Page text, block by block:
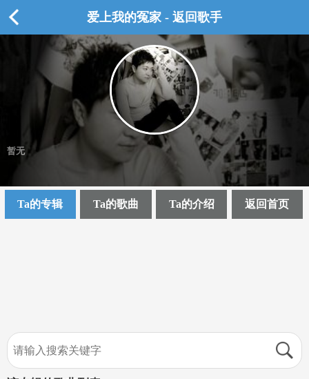
爱上我的冤家 - 返回歌手
暂无
Ta的专辑 Ta的歌曲 Ta的介绍 返回首页